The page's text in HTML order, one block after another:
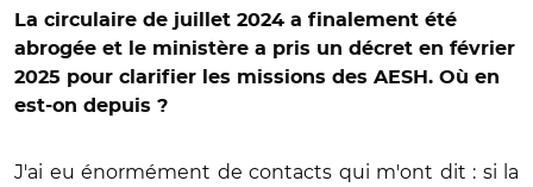
La circulaire de juillet 2024 a finalement été
abrogée et le ministère a pris un décret en février
2025 pour clarifier les missions des AESH. Où en
est-on depuis ?
J'ai eu énormément de contacts qui m'ont dit : si la